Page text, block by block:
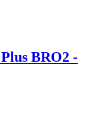
BRO2 -